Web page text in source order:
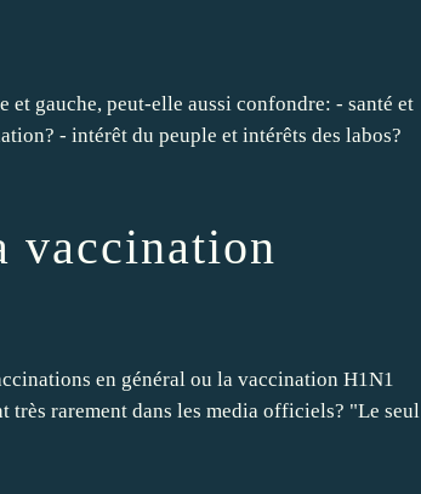
gauche, peut-elle aussi confondre: - santé et
- intérêt du peuple et intérêts des labos?
vaccination
en général ou la vaccination H1N1
très rarement dans les media officiels? "Le seul